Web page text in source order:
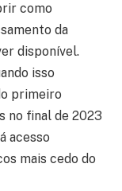
como
da
disponível.
isso
primeiro
no final de 2023
acesso
mais cedo do